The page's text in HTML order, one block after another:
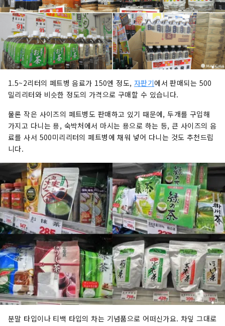
1.5~2리터의 페트병 음료가 150엔 정도, 자판기에서 판매되는 500
밀리리터와 비슷한 정도의 가격으로 구매할 수 있습니다.
물론 작은 사이즈의 페트병도 판매하고 있기 때문에, 두개를 구입해
가지고 다니는 용, 숙박처에서 마시는 용으로 하는 등, 큰 사이즈의 음
료를 사서 500미리리터의 페트병에 채워 넣어 다니는 것도 추천드립
니다.
분말 타입이나 티백 타입의 차는 기념품으로 어떠신가요. 차잎 그대로